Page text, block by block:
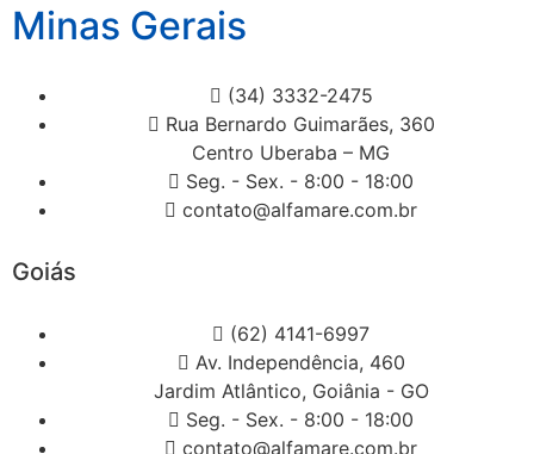
Minas Gerais
(34) 3332-2475
Rua Bernardo Guimarães, 360
Centro Uberaba – MG
Seg. - Sex. - 8:00 - 18:00
contato@alfamare.com.br
Goiás
(62) 4141-6997
Av. Independência, 460
Jardim Atlântico, Goiânia - GO
Seg. - Sex. - 8:00 - 18:00
contato@alfamare.com.br